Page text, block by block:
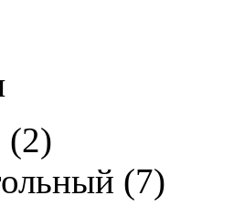
(2)
(7)